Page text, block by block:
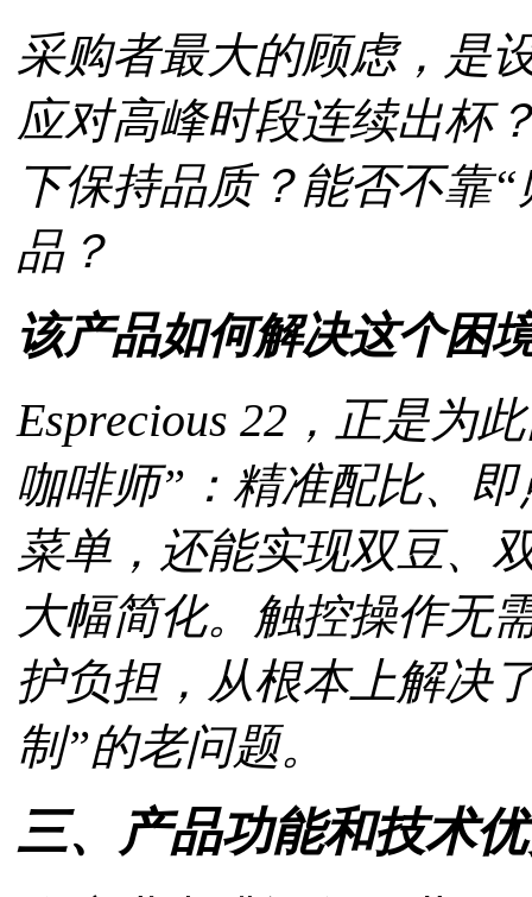
采购者最大的顾虑，是
应对高峰时段连续出杯
下保持品质？能否不靠
品？
该产品如何解决这个困
Esprecious 22，正是为
咖啡师”：精准配比、
菜单，还能实现双豆、
大幅简化。触控操作无
护负担，从根本上解决
制”的老问题。
三、产品功能和技术